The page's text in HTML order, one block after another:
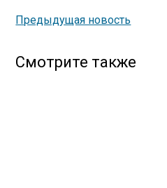
Предыдущая новость
Смотрите также